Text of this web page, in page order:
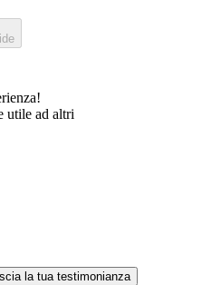
utile ad altri
la tua testimonianza